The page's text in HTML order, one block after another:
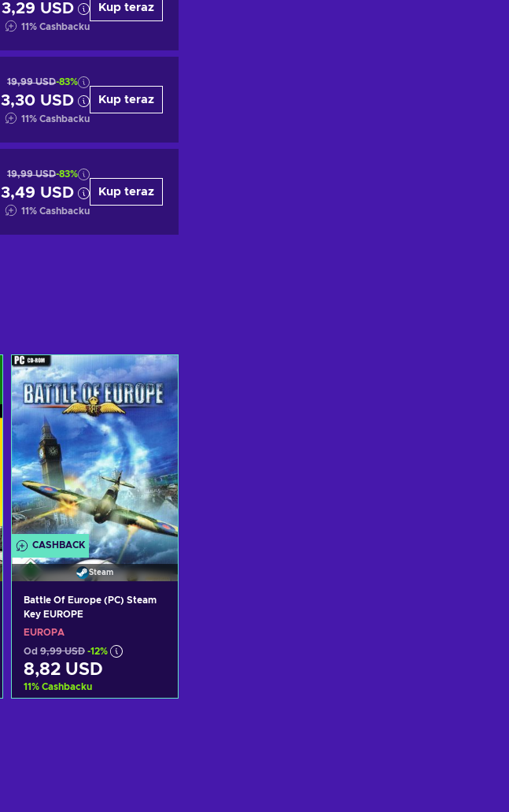
3,29 USD
11% Cashbacku
Kup teraz
19,99 USD-83%
3,30 USD
11% Cashbacku
Kup teraz
19,99 USD-83%
3,49 USD
11% Cashbacku
Kup teraz
CASHBACK
Steam
Battle Of Europe (PC) Steam
Key EUROPE
EUROPA
Od 9,99 USD -12%
8,82 USD
11% Cashbacku